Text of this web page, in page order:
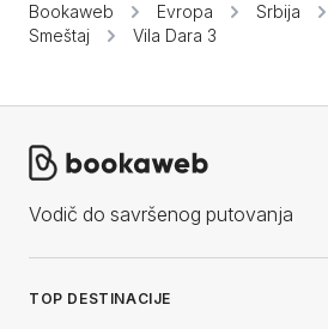
Bookaweb Evropa Srbija
Smeštaj
Vila Dara 3
Vodič do savršenog putovanja
TOP DESTINACIJE